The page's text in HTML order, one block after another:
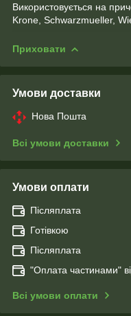
Використовується на
Krone, Schwarzmueller,
Приховати
Умови доставки
Нова Пошта
Всі умови доставки
Умови оплати
Післяплата
Готівкою
Післяплата
"Оплата чаcтинами"
Всі умови оплати